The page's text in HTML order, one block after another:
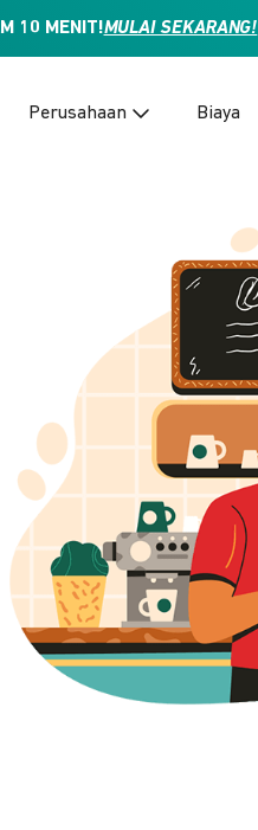
10 MENIT!MULAI SEKARANG!
Perusahaan Biaya